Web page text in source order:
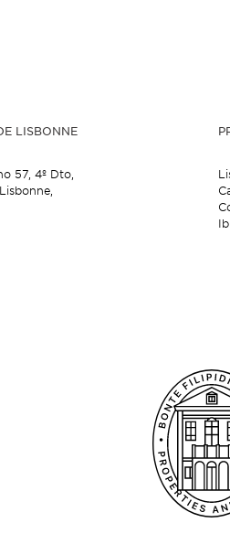
LISBONNE
57,4º Dto,